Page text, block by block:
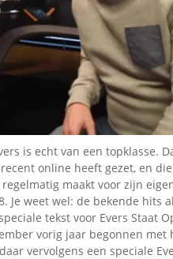
Stoomfluit Klaas
Vaak
jinglecassette
is echt van een topklasse.
online heeft gezet, en
maakt voor zijn
Je weet wel: de bekende hits
tekst voor Evers Staat
vorig jaar begonnen met
vervolgens een speciale